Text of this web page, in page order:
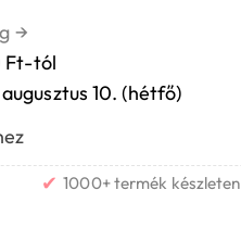
→
Ft-tól
augusztus 10. (hétfő)
✔ 1000+ termék készleten